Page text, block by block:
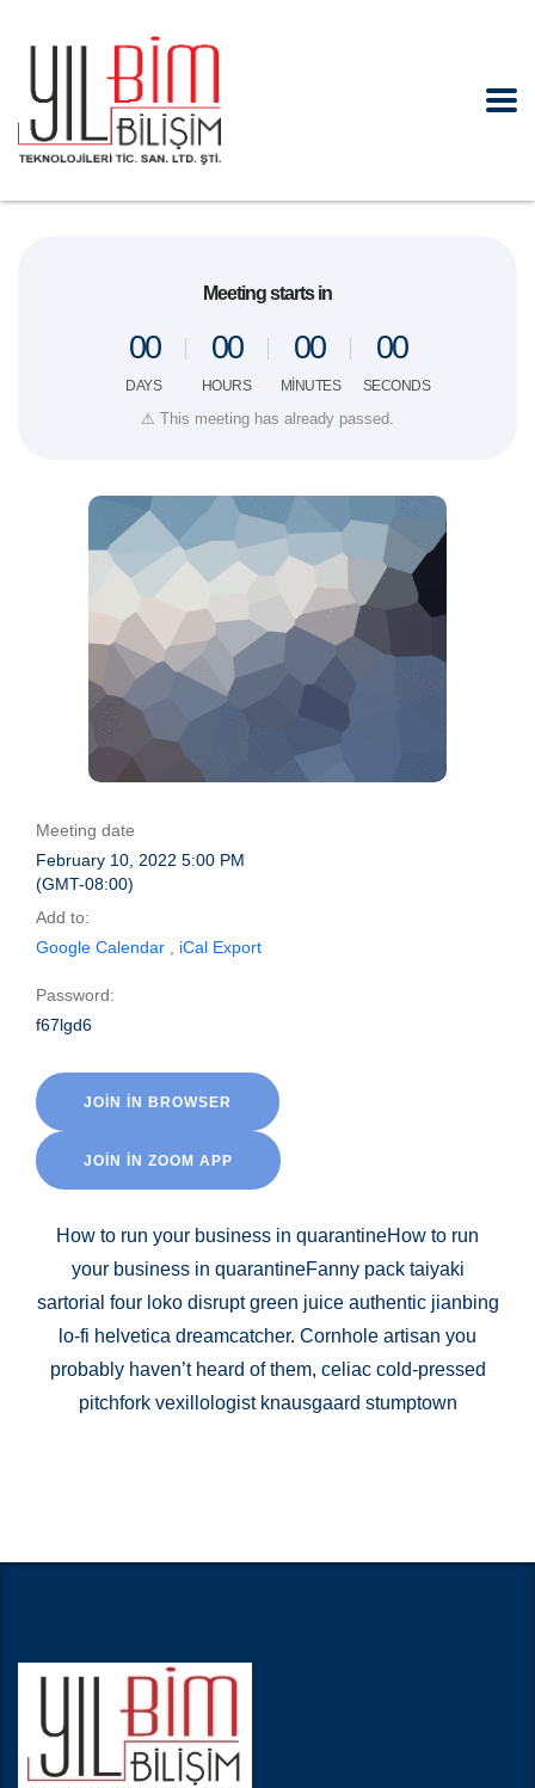
Meeting starts in
DAYS
00
HOURS
00
MINUTES
00
SECONDS
00
⚠ This meeting has already passed.
Meeting date
February 10, 2022 5:00 PM
(GMT-08:00)
Add to:
Google Calendar , iCal Export
Password:
f67lgd6
JOIN IN BROWSER
JOIN IN ZOOM APP
How to run your business in quarantineHow to run
your business in quarantineFanny pack taiyaki
sartorial four loko disrupt green juice authentic jianbing
lo-fi helvetica dreamcatcher. Cornhole artisan you
probably haven’t heard of them, celiac cold-pressed
pitchfork vexillologist knausgaard stumptown